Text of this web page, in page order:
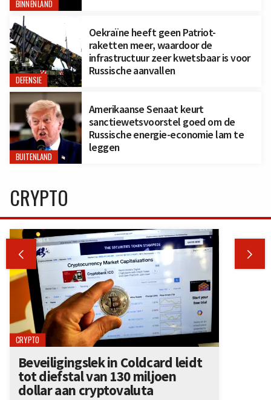
BINNENLAND
DEFENSIE
Oekraïne heeft geen Patriot-
raketten meer, waardoor de
infrastructuur zeer kwetsbaar is voor
Russische aanvallen
BUITENLAND
Amerikaanse Senaat keurt
sanctiewetsvoorstel goed om de
Russische energie-economie lam te
leggen
CRYPTO
 
CRYPTO
Beveiligingslek in Coldcard leidt
tot diefstal van 130 miljoen
dollar aan cryptovaluta